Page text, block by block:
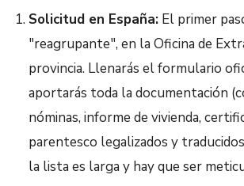
Solicitud en España: El primer
"reagrupante", en la Oficina de
provincia. Llenarás el formulario
aportarás toda la documentación
nóminas, informe de vivienda,
parentesco legalizados y traducidos,
la lista es larga y hay que ser